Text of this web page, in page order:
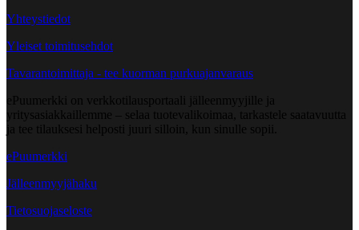
Yhteystiedot
Yleiset toimitusehdot
Tavarantoimittaja - tee kuorman purkuajanvaraus
ePuumerkki on verkkotilausportaali jälleenmyyjille ja
yritysasiakkaillemme – selaa tuotevalikoimaa, tarkastele saatavuutta
ja tee tilauksesi helposti juuri silloin, kun sinulle sopii.
ePuumerkki
Jälleenmyyjähaku
Tietosuojaseloste